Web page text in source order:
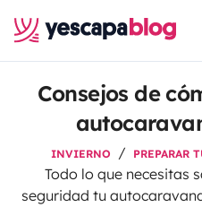
Consejos de
INVIERNO PREPARAR
Todo lo que necesitas
seguridad tu